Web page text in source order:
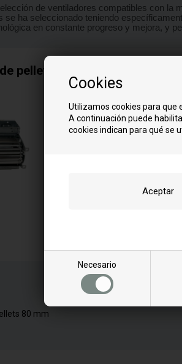
Cookies
Utilizamos cookies para que
A continuación puede
cookies indican para qué se
Necesario
de ventiladores compatibles con la
se ha seleccionado teniendo
en constante progreso y mejora, y
pellets Livin Flame
Hamar 8
80 mm